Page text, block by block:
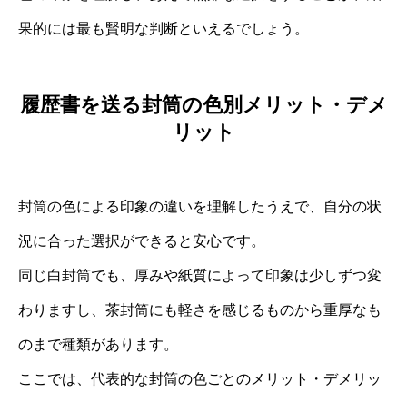
果的には最も賢明な判断といえるでしょう。
履歴書を送る封筒の色別メリット・デメ
リット
封筒の色による印象の違いを理解したうえで、自分の状
況に合った選択ができると安心です。
同じ白封筒でも、厚みや紙質によって印象は少しずつ変
わりますし、茶封筒にも軽さを感じるものから重厚なも
のまで種類があります。
ここでは、代表的な封筒の色ごとのメリット・デメリッ